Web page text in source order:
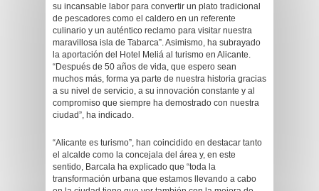
su incansable labor para convertir un plato tradicional
de pescadores como el caldero en un referente
culinario y un auténtico reclamo para visitar nuestra
maravillosa isla de Tabarca”. Asimismo, ha subrayado
la aportación del Hotel Meliá al turismo en Alicante.
“Después de 50 años de vida, que espero sean
muchos más, forma ya parte de nuestra historia gracias
a su nivel de servicio, a su innovación constante y al
compromiso que siempre ha demostrado con nuestra
ciudad”, ha indicado.
“Alicante es turismo”, han coincidido en destacar tanto
el alcalde como la concejala del área y, en este
sentido, Barcala ha explicado que “toda la
transformación urbana que estamos llevando a cabo